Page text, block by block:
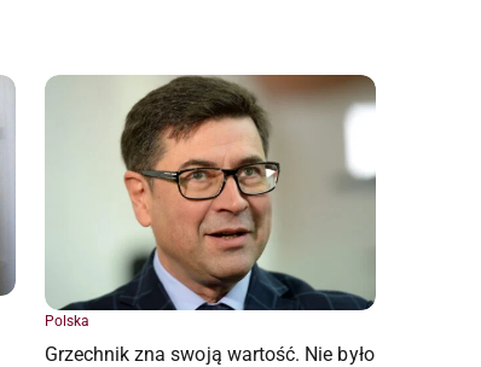
Polska
Grzechnik zna swoją wartość. Nie było